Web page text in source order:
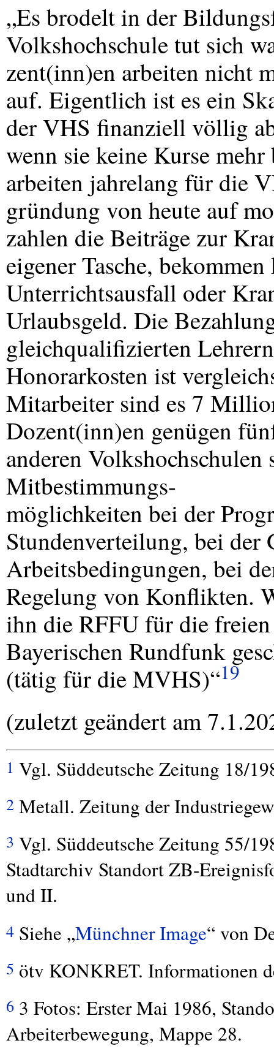
„Es brodelt in der
Volkshochschule tut sich
zent(inn)en arbeiten nicht
auf. Eigentlich ist es ein
derVHS finanziell völlig
wenn sie keine Kurse
arbeiten jahrelang für die
gründung von heute auf
zahlen die Beiträge zur
eigener Tasche,
Unterrichtsausfall oder
Urlaubsgeld. Die
gleichqualifizierten
Honorarkosten ist
Mitarbeiter sind es 7
Dozent(inn)en genügen
anderen
Mitbestimmungs-
möglichkeiten bei der
Stundenverteilung, bei der
Arbeitsbedingungen, bei
Regelung von Konflikten.
ihn dieRFFUfür die
Bayerischen Rundfunk
(tätig für dieMVHS)“19
(zuletzt geändert am
1 Vgl. Süddeutsche Zeitung 18/
2 Metall. Zeitung der
3 Vgl. Süddeutsche Zeitung 55/
Stadtarchiv Standort ZB-
und II.
4 Siehe „Münchner Image“ von
5 ötv KONKRET. Informationen
6 3 Fotos: Erster Mai 1986,
Arbeiterbewegung, Mappe 28.